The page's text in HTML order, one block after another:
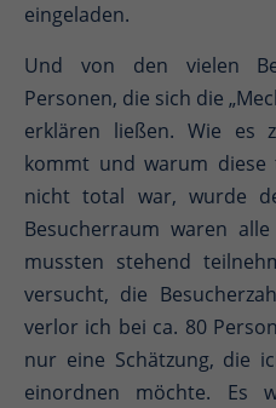
eingeladen.
Und von den vielen
Personen, die sich die
erklären ließen. Wie es
kommt und warum diese
nicht total war, wurde
Besucherraum waren
mussten stehend
versucht, die
verlor ich bei ca. 80
nur eine Schätzung, die
einordnen möchte. Es